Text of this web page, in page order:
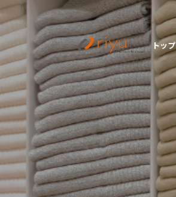
トップ